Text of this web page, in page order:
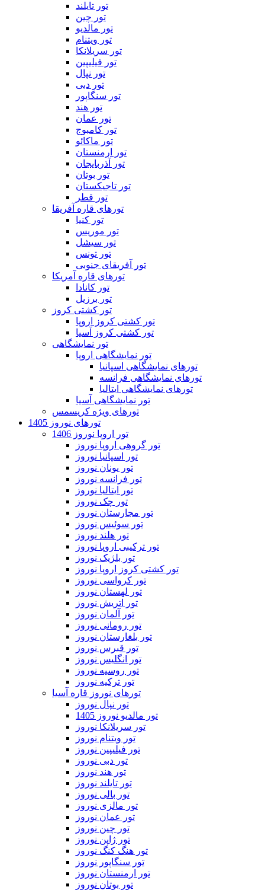
تور تایلند
تور چین
تور مالدیو
تور ویتنام
تور سریلانکا
تور فیلیپین
تور نپال
تور دبی
تور سنگاپور
تور هند
تور عمان
تور کامبوج
تور ماکائو
تور ارمنستان
تور آذربایجان
تور بوتان
تور تاجیکستان
تور قطر
تورهای قاره آفریقا
تور کنیا
تور موریس
تور سیشل
تور تونس
تور آفریقای جنوبی
تورهای قاره آمریکا
تور کانادا
تور برزیل
تور کشتی کروز
تور کشتی کروز اروپا
تور کشتی کروز آسیا
تور نمایشگاهی
تور نمایشگاهی اروپا
تورهای نمایشگاهی اسپانیا
تورهای نمایشگاهی فرانسه
تورهای نمایشگاهی ایتالیا
تور نمایشگاهی آسیا
تورهای ویژه کریسمس
تورهای نوروز 1405
تور اروپا نوروز 1406
تور گروهی اروپا نوروز
تور اسپانیا نوروز
تور یونان نوروز
تور فرانسه نوروز
تور ایتالیا نوروز
تور چک نوروز
تور مجارستان نوروز
تور سوئیس نوروز
تور هلند نوروز
تور ترکیبی اروپا نوروز
تور بلژیک نوروز
تور کشتی کروز اروپا نوروز
تور کرواسی نوروز
تور لهستان نوروز
تور اتریش نوروز
تور آلمان نوروز
تور رومانی نوروز
تور بلغارستان نوروز
تور قبرس نوروز
تور انگلیس نوروز
تور روسیه نوروز
تور ترکیه نوروز
تورهای نوروز قاره آسیا
تور نپال نوروز
تور مالدیو نوروز 1405
تور سریلانکا نوروز
تور ویتنام نوروز
تور فیلیپین نوروز
تور دبی نوروز
تور هند نوروز
تور تایلند نوروز
تور بالی نوروز
تور مالزی نوروز
تور عمان نوروز
تور چین نوروز
تور ژاپن نوروز
تور هنگ کنگ نوروز
تور سنگاپور نوروز
تور ارمنستان نوروز
تور بوتان نوروز